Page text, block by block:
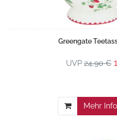
Greengate
UVP24,90 €
Mehr